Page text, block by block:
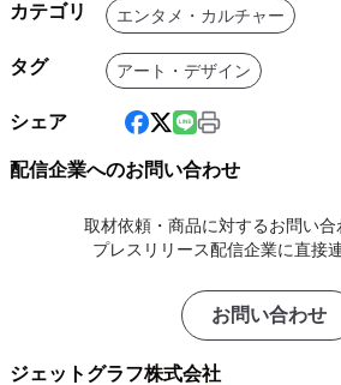
カテゴリ エンタメ・カルチャー
タグ アート・デザイン
シェア
配信企業へのお問い合わせ
取材依頼・商品に対するお問い合
プレスリリース配信企業に直接
お問い合わせ
ジェットグラフ株式会社